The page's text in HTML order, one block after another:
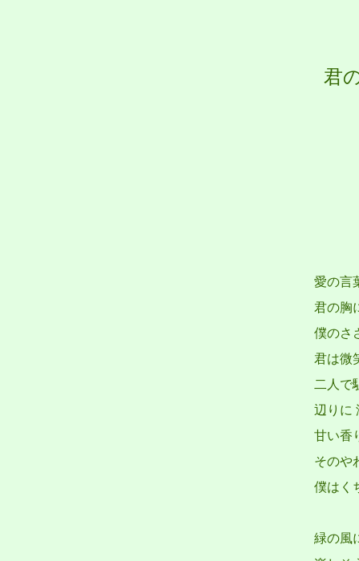
君
愛の言
君の胸
僕のさ
君は微
二人で
辺りに
甘い香
そのや
僕はく
緑の風